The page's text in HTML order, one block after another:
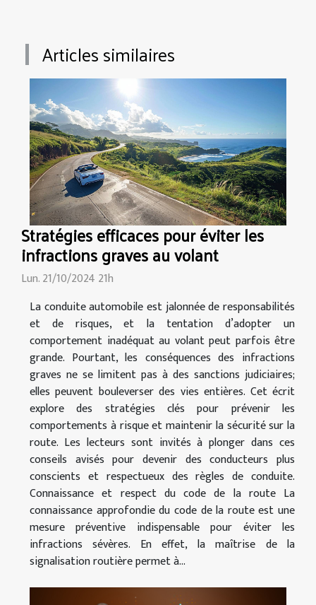
Articles similaires
Stratégies efficaces pour éviter les
infractions graves au volant
Lun. 21/10/2024 21h
La conduite automobile est jalonnée de responsabilités
et de risques, et la tentation d’adopter un
comportement inadéquat au volant peut parfois être
grande. Pourtant, les conséquences des infractions
graves ne se limitent pas à des sanctions judiciaires;
elles peuvent bouleverser des vies entières. Cet écrit
explore des stratégies clés pour prévenir les
comportements à risque et maintenir la sécurité sur la
route. Les lecteurs sont invités à plonger dans ces
conseils avisés pour devenir des conducteurs plus
conscients et respectueux des règles de conduite.
Connaissance et respect du code de la route La
connaissance approfondie du code de la route est une
mesure préventive indispensable pour éviter les
infractions sévères. En effet, la maîtrise de la
signalisation routière permet à...